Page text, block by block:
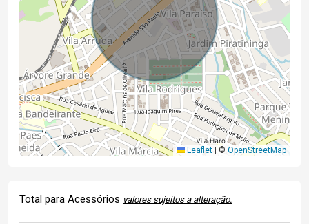
Leaflet © OpenStreetMap
Total para Acessórios valores sujeitos a alteração.